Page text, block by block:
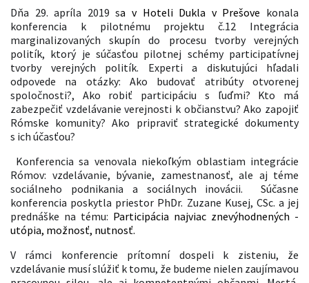
Dňa 29. apríla 2019 sa v Hoteli Dukla v Prešove konala
konferencia k pilotnému projektu č.12 Integrácia
marginalizovaných skupín do procesu tvorby verejných
politík, ktorý je súčasťou pilotnej schémy participatívnej
tvorby verejných politík. Experti a diskutujúci hľadali
odpovede na otázky: Ako budovať atribúty otvorenej
spoločnosti?, Ako robiť participáciu s ľuďmi? Kto má
zabezpečiť vzdelávanie verejnosti k občianstvu? Ako zapojiť
Rómske komunity? Ako pripraviť strategické dokumenty
s ich účasťou?
Konferencia sa venovala niekoľkým oblastiam integrácie
Rómov: vzdelávanie, bývanie, zamestnanosť, ale aj téme
sociálneho podnikania a sociálnych inovácii. Súčasne
konferencia poskytla priestor PhDr. Zuzane Kusej, CSc. a jej
prednáške na tému: Participácia najviac znevýhodnených -
utópia, možnosť, nutnosť.
V rámci konferencie prítomní dospeli k zisteniu, že
vzdelávanie musí slúžiť k tomu, že budeme nielen zaujímavou